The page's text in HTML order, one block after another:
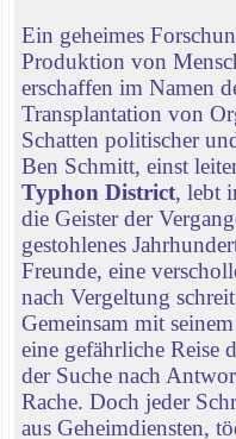
Ein geheimes
Produktion von
erschaffen im Namen
Transplantation von
Schatten politischer
Ben Schmitt, einst
Typhon District, lebt
die Geister der
gestohlenes
Freunde, eine
nach Vergeltung
Gemeinsam mit
eine gefährliche Reise
der Suche nach
Rache. Doch jeder
aus Geheimdiensten,